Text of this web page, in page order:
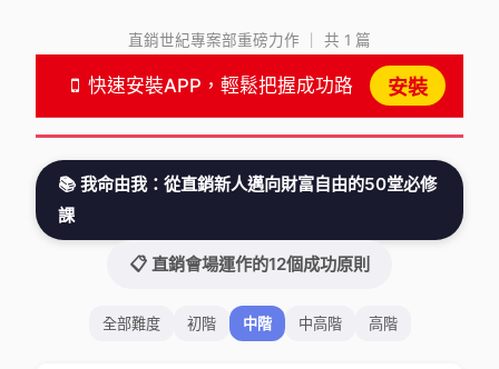
直銷世紀專案部重磅力作 ｜ 共 1 篇
快速安裝APP，輕鬆把握成功路 安裝
📚 我命由我：從直銷新人邁向財富自由的50堂必修
課
📋 直銷會場運作的12個成功原則
全部難度 初階 中階 中高階 高階